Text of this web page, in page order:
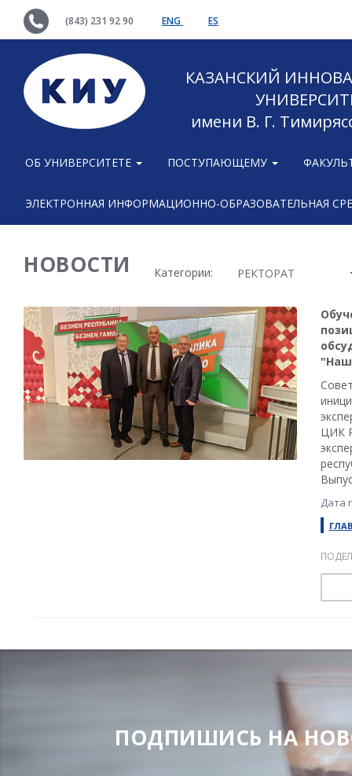
(843) 231 92 90 ENG ES
КАЗАНСКИЙ
имени В. Г.
ОБ УНИВЕРСИТЕТЕ ПОСТУПАЮЩЕМУ
ЭЛЕКТРОННАЯ ИНФОРМАЦИОННО-ОБРАЗОВАТЕЛЬНАЯ
НОВОСТИ Категории: РЕКТОРАТ
ЦИК
Дата
ПОДПИШИСЬ НА